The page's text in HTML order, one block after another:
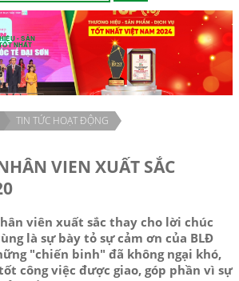
- SẢN
NHẤT
TIN TỨC HOẠT ĐỘNG
VIEN XUẤT SẮC
viên xuất sắc thay cho lời chúc
là sự bày tỏ sự cảm ơn của BLĐ
"chiến binh" đã không ngại khó,
công việc được giao, góp phần vì sự